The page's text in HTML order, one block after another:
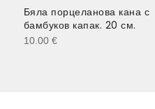
Бяла порцеланова кана с
бамбуков капак. 20 см.
10.00 €